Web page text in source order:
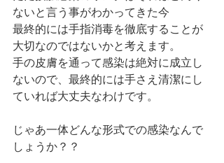
ないと言う事がわかってきた今
最終的には手指消毒を徹底することが
大切なのではないかと考えます。
手の皮膚を通って感染は絶対に成立し
ないので、最終的には手さえ清潔にし
ていれば大丈夫なわけです。
じゃあ一体どんな形式での感染なんで
しょうか？？